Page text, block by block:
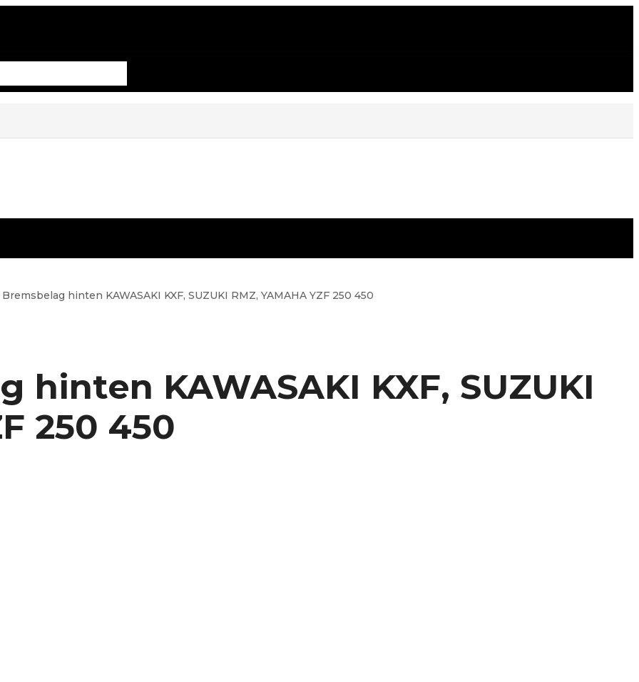
hinten KAWASAKI KXF, SUZUKI RMZ, YAMAHA YZF 250 450
hinten KAWASAKI KXF, SUZUKI
250 450